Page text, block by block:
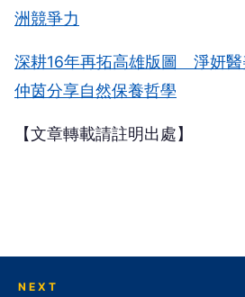
洲競爭力
深耕16年再拓高雄版圖 淨妍醫
仲茵分享自然保養哲學
【文章轉載請註明出處】
NEXT